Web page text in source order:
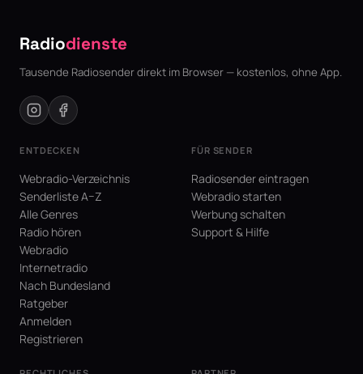
Radiodienste
Tausende Radiosender direkt im Browser — kostenlos, ohne App.
ENTDECKEN
Webradio-Verzeichnis
Senderliste A–Z
Alle Genres
Radio hören
Webradio
Internetradio
Nach Bundesland
Ratgeber
Anmelden
Registrieren
FÜR SENDER
Radiosender eintragen
Webradio starten
Werbung schalten
Support & Hilfe